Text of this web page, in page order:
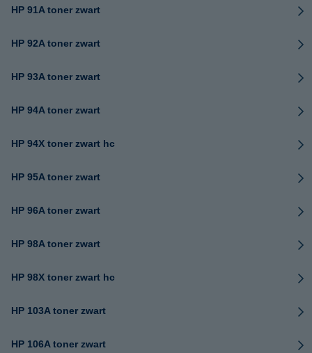
HP 91A toner zwart
HP 92A toner zwart
HP 93A toner zwart
HP 94A toner zwart
HP 94X toner zwart hc
HP 95A toner zwart
HP 96A toner zwart
HP 98A toner zwart
HP 98X toner zwart hc
HP 103A toner zwart
HP 106A toner zwart